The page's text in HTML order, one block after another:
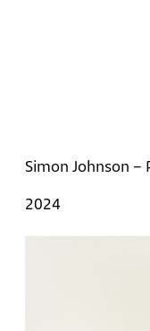
Simon Johnson
2024